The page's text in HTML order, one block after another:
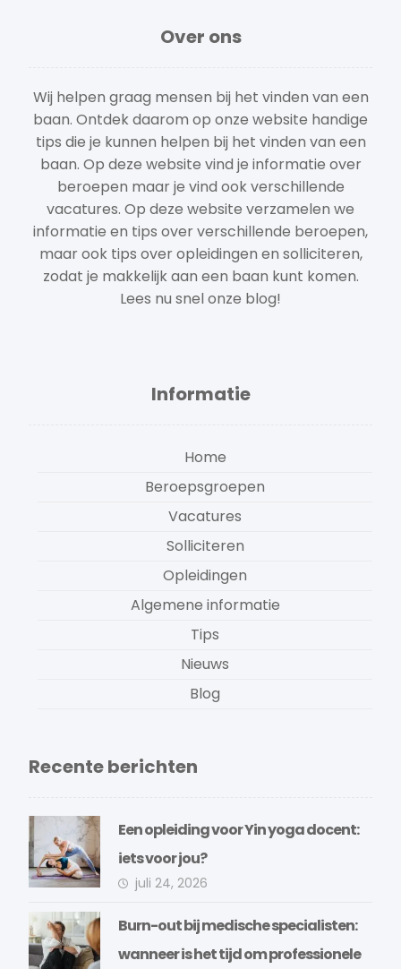
Over ons
Wij helpen graag mensen bij het vinden van een
baan. Ontdek daarom op onze website handige
tips die je kunnen helpen bij het vinden van een
baan. Op deze website vind je informatie over
beroepen maar je vind ook verschillende
vacatures. Op deze website verzamelen we
informatie en tips over verschillende beroepen,
maar ook tips over opleidingen en solliciteren,
zodat je makkelijk aan een baan kunt komen.
Lees nu snel onze blog!
Informatie
Home
Beroepsgroepen
Vacatures
Solliciteren
Opleidingen
Algemene informatie
Tips
Nieuws
Blog
Recente berichten
Een opleiding voor Yin yoga docent:
iets voor jou?
juli 24, 2026
Burn-out bij medische specialisten:
wanneer is het tijd om professionele